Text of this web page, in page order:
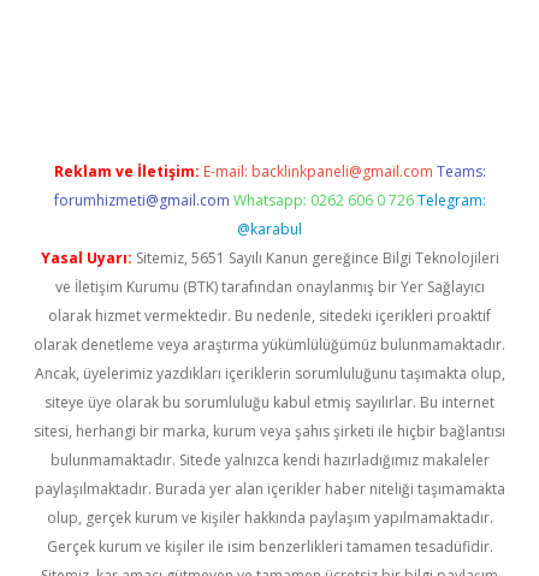
Reklam ve İletişim: E-mail: backlinkpaneli@gmail.com Teams:
forumhizmeti@gmail.com Whatsapp: 0262 606 0 726 Telegram:
@karabul
Yasal Uyarı: Sitemiz, 5651 Sayılı Kanun gereğince Bilgi Teknolojileri
ve İletişim Kurumu (BTK) tarafından onaylanmış bir Yer Sağlayıcı
olarak hizmet vermektedir. Bu nedenle, sitedeki içerikleri proaktif
olarak denetleme veya araştırma yükümlülüğümüz bulunmamaktadır.
Ancak, üyelerimiz yazdıkları içeriklerin sorumluluğunu taşımakta olup,
siteye üye olarak bu sorumluluğu kabul etmiş sayılırlar. Bu internet
sitesi, herhangi bir marka, kurum veya şahıs şirketi ile hiçbir bağlantısı
bulunmamaktadır. Sitede yalnızca kendi hazırladığımız makaleler
paylaşılmaktadır. Burada yer alan içerikler haber niteliği taşımamakta
olup, gerçek kurum ve kişiler hakkında paylaşım yapılmamaktadır.
Gerçek kurum ve kişiler ile isim benzerlikleri tamamen tesadüfidir.